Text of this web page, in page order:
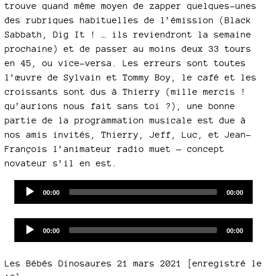
trouve quand même moyen de zapper quelques-unes
des rubriques habituelles de l’émission (Black
Sabbath, Dig It ! … ils reviendront la semaine
prochaine) et de passer au moins deux 33 tours
en 45, ou vice-versa. Les erreurs sont toutes
l’œuvre de Sylvain et Tommy Boy, le café et les
croissants sont dus à Thierry (mille mercis !
qu’aurions nous fait sans toi ?), une bonne
partie de la programmation musicale est due à
nos amis invités, Thierry, Jeff, Luc, et Jean-
François l’animateur radio muet — concept
novateur s’il en est.
Current
00:00
Total
00:00
Current
00:00
Total
00:00
Les Bébés Dinosaures 21 mars 2021 [enregistré le